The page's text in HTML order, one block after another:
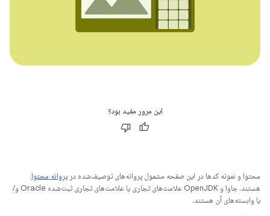
این مرور مفید بود؟
محتوا و نمونه کدها در این صفحه مشمول پروانه‌های توصیف‌شده در پروانه محتوا
هستند. جاوا و OpenJDK علامت‌های تجاری یا علامت‌های تجاری ثبت‌شده Oracle و/
یا وابسته‌های آن هستند.